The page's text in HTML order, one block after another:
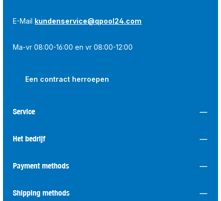
E-Mail kundenservice@qpool24.com
Ma-vr 08:00-16:00 en vr 08:00-12:00
Een contract herroepen
Service
Het bedrijf
Payment methods
Shipping methods